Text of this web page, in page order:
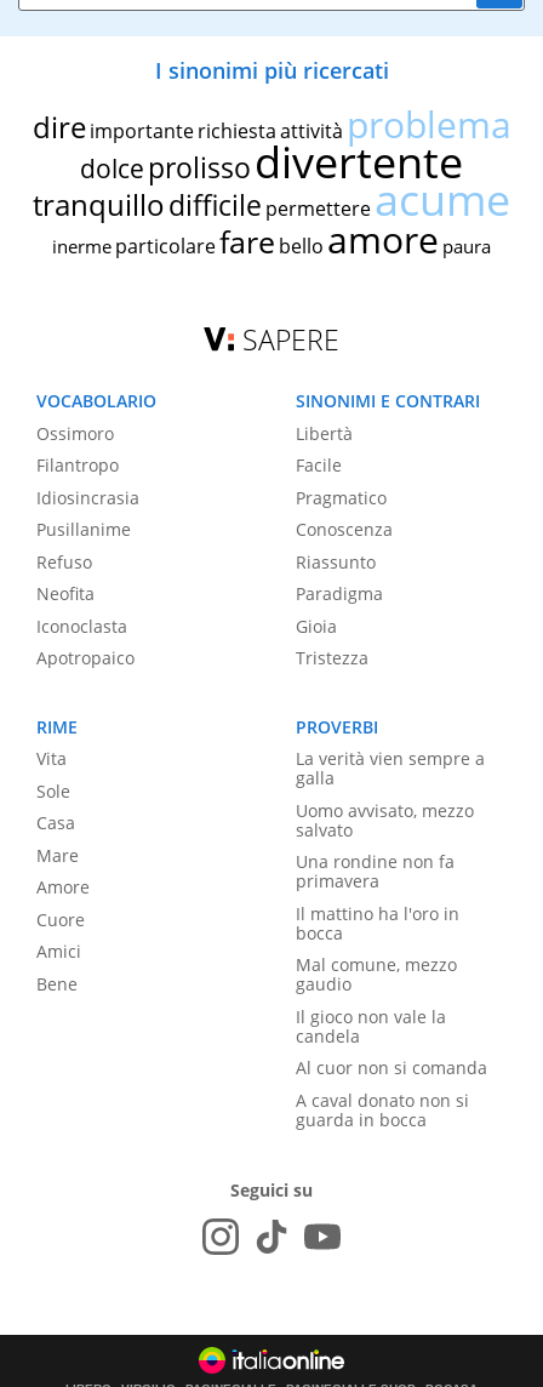
I sinonimi più ricercati
dire importante richiestaattività problema
dolce prolissodivertente
tranquillodifficile permettereacume
inerme particolarefare bello amore paura
SAPERE
VOCABOLARIO
Ossimoro
Filantropo
Idiosincrasia
Pusillanime
Refuso
Neofita
Iconoclasta
Apotropaico
SINONIMI E CONTRARI
Libertà
Facile
Pragmatico
Conoscenza
Riassunto
Paradigma
Gioia
Tristezza
RIME
Vita
Sole
Casa
Mare
Amore
Cuore
Amici
Bene
PROVERBI
La verità vien sempre a
galla
Uomo avvisato, mezzo
salvato
Una rondine non fa
primavera
Il mattino ha l'oro in
bocca
Mal comune, mezzo
gaudio
Il gioco non vale la
candela
Al cuor non si comanda
A caval donato non si
guarda in bocca
Seguici su